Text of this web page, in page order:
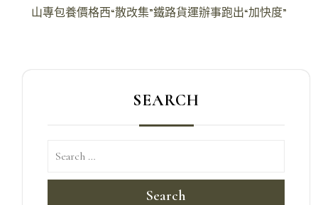
山專包養價格西“散改集”鐵路貨運辦事跑出“加快度”
SEARCH
Search